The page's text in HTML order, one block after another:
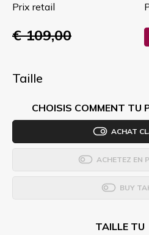
Prix retail
€ 109,00
Taille
CHOISIS COMMENT TU
ACHAT
ACHETEZ EN
BUY
TAILLE TU